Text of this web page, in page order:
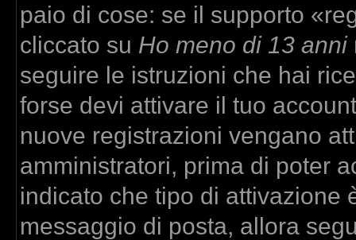
paio di cose: se il supporto
cliccato su Ho meno di 13 anni
seguire le istruzioni che hai
forse devi attivare il tuo
nuove registrazioni vengano
amministratori, prima di poter
indicato che tipo di attivazione
messaggio di posta, allora